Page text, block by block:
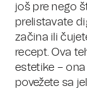
još pre nego
prelistavate
začina ili
recept. Ova
estetike –
povežete sa